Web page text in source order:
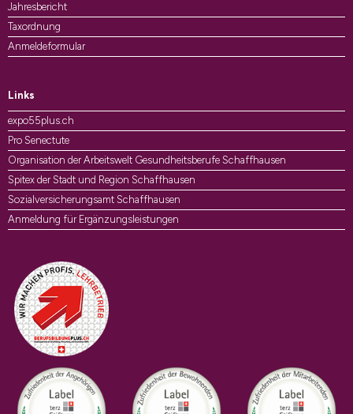
Jahresbericht
Taxordnung
Anmeldeformular
Links
expo55plus.ch
Pro Senectute
Organisation der Arbeitswelt Gesundheitsberufe Schaffhausen
Spitex der Stadt und Region Schaffhausen
Sozialversicherungsamt Schaffhausen
Anmeldung für Ergänzungsleistungen
Auszeichnungen